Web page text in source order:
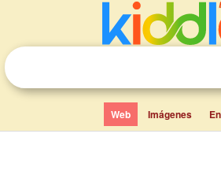
Web Imágenes